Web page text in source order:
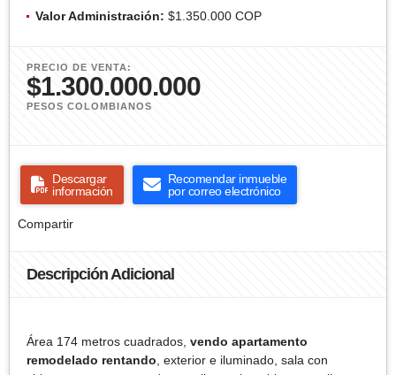
Valor Administración: $1.350.000 COP
PRECIO DE VENTA:
$1.300.000.000
PESOS COLOMBIANOS
Descargar
información
Recomendar inmueble
por correo electrónico
Compartir
Descripción Adicional
Área 174 metros cuadrados, vendo apartamento
remodelado rentando , exterior e iluminado, sala con